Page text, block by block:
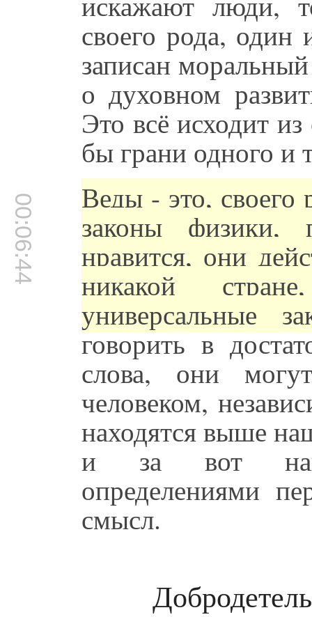
своего рода,
записан
о духовном
Это всё исходит
бы грани одного и
00:06:44 Веды - это, своего
законы физики,
нравится, они
никакой
универсальные
говорить в
слова, они
человеком,
находятся выше
и за вот
определениями
смысл.